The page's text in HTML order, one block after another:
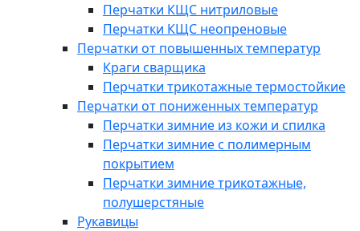
Перчатки КЩС нитриловые
Перчатки КЩС неопреновые
Перчатки от повышенных температур
Краги сварщика
Перчатки трикотажные термостойкие
Перчатки от пониженных температур
Перчатки зимние из кожи и спилка
Перчатки зимние с полимерным
покрытием
Перчатки зимние трикотажные,
полушерстяные
Рукавицы